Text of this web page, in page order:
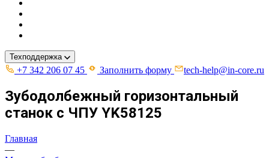
Техподдержка
+7 342 206 07 45 Заполнить форму tech-help@in-core.ru
Зубодолбежный горизонтальный
станок с ЧПУ YK58125
Главная
—